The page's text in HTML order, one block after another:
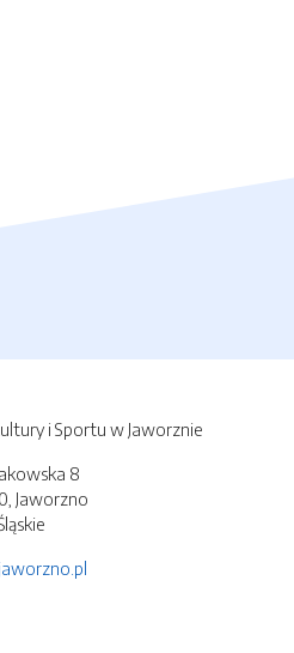
i Sportu w Jaworznie
8
Jaworzno